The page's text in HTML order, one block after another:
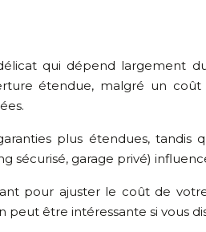
qui dépend largement
étendue, malgré un coût
plus étendues, tandis
garage privé)
pour ajuster le coût de
être intéressante si vous